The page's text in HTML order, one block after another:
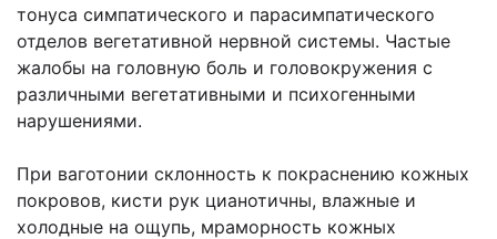
тонуса симпатического и парасимпатического
отделов вегетативной нервной системы. Частые
жалобы на головную боль и головокружения с
различными вегетативными и психогенными
нарушениями.
При ваготонии склонность к покраснению кожных
покровов, кисти рук цианотичны, влажные и
холодные на ощупь, мраморность кожных